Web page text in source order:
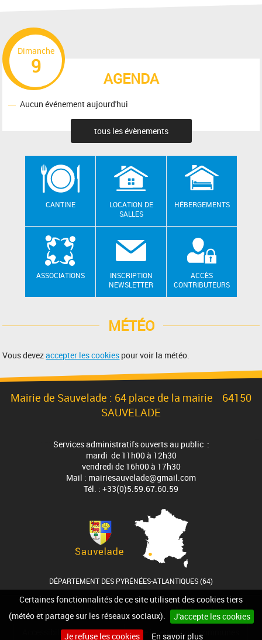
Certaines fonctionnalités de ce site utilisent des cookies tiers
(météo et partage sur les réseaux sociaux).
J'accepte les cookies
Je refuse les cookies
En savoir plus
AGENDA
Dimanche
9
Aucun événement aujourd'hui
tous les évènements
CANTINE
LOCATION DE
SALLES
HÉBERGEMENTS
ASSOCIATIONS
INSCRIPTION
NEWSLETTER
ACCÈS
CONTRIBUTEURS
MÉTÉO
Vous devezaccepter les cookies pour voir la météo.
Mairie de Sauvelade : 64 place de la mairie 64150
SAUVELADE
Services administratifs ouverts au public :
mardi de 11h00 à 12h30
vendredi de 16h00 à 17h30
Mail : mairiesauvelade@gmail.com
Tél. : +33(0)5.59.67.60.59
DÉPARTEMENT DES PYRÉNÉES-ATLANTIQUES (64)
Mentions légales
Accessibilité Cookies Site internet pour communes